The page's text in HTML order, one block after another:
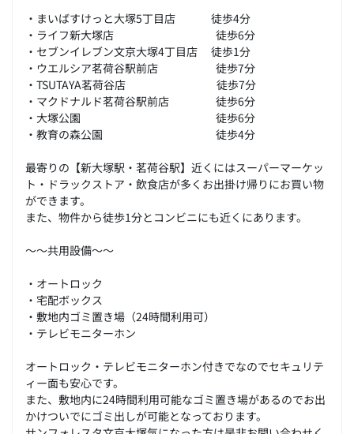
・まいばすけっと大塚5丁目店 徒歩4分
・ライフ新大塚店 徒歩6分
・セブンイレブン文京大塚4丁目店 徒歩1分
・ウエルシア茗荷谷駅前店 徒歩7分
・TSUTAYA茗荷谷店 徒歩7分
・マクドナルド茗荷谷駅前店 徒歩6分
・大塚公園 徒歩6分
・教育の森公園 徒歩4分
最寄りの【新大塚駅・茗荷谷駅】近くにはスーパーマーケッ
ト・ドラックストア・飲食店が多くお出掛け帰りにお買い物
ができます。
また、物件から徒歩1分とコンビニにも近くにあります。
～～共用設備～～
・オートロック
・宅配ボックス
・敷地内ゴミ置き場（24時間利用可）
・テレビモニターホン
オートロック・テレビモニターホン付きでなのでセキュリテ
ィー面も安心です。
また、敷地内に24時間利用可能なゴミ置き場があるのでお出
かけついでにゴミ出しが可能となっております。